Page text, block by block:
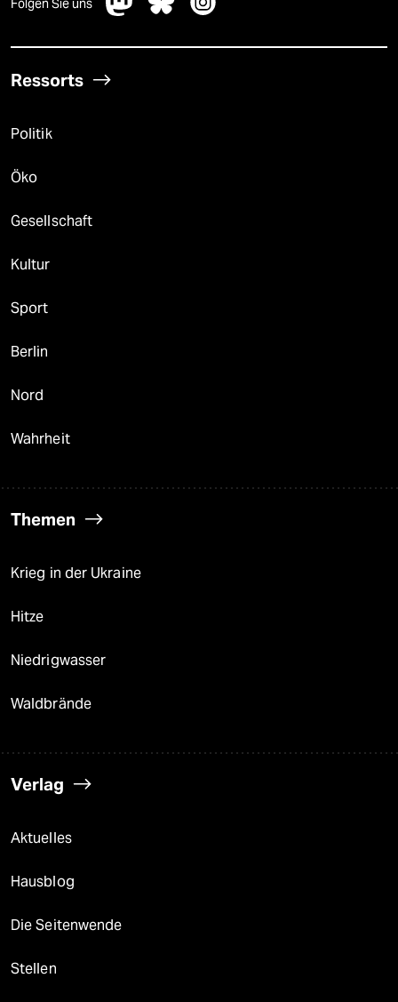
Folgen Sie uns
Ressorts
Politik
Öko
Gesellschaft
Kultur
Sport
Berlin
Nord
Wahrheit
Themen
Krieg in der Ukraine
Hitze
Niedrigwasser
Waldbrände
Verlag
Aktuelles
Hausblog
Die Seitenwende
Stellen